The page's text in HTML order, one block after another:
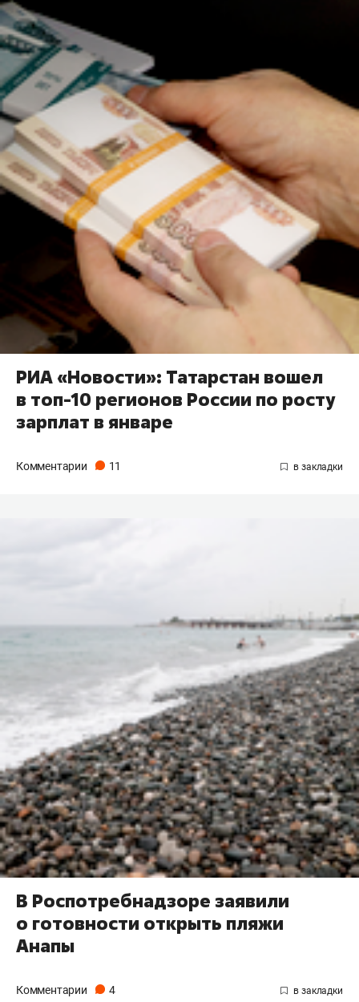
РИА «Новости»: Татарстан вошел
в топ-10 регионов России по росту
зарплат в январе
Комментарии 11
В Роспотребнадзоре заявили
о готовности открыть пляжи
Анапы
Комментарии 4